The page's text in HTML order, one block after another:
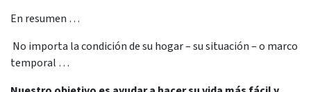
En resumen …
No importa lacondiciónde su hogar – susituación– o marco
temporal …